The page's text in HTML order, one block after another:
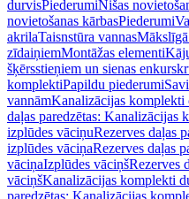
durvisPiederumiNišas
novietošanas kārbasPiederumi
akrilaTaisnstūra vannas
zīdaiņiemMontāžas elementi
šķērsstieņiem un sienas
komplektiPapildu piederumi
vannāmKanalizācijas komplekti
daļas paredzētas: Kanalizācijas
izplūdes vāciņuRezerves daļas
izplūdes vāciņaRezerves daļas
vāciņaIzplūdes vāciņšRezerves
vāciņšKanalizācijas komplekti
paredzētas: Kanalizācijas